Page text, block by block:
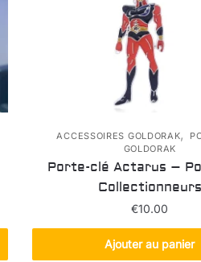
ACCESSOIRES GOLDORAK,
GOLDORAK
Porte-clé Actarus –
Collectionneurs
€10.00
Ajouter au panier